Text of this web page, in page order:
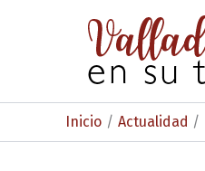
Inicio Actualidad